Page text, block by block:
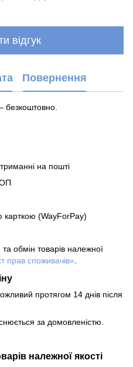
відгук
Повернення
безкоштовно.
на пошті
карткою (WayForPay)
обмін товарів належної
прав споживачів»
протягом 14 днів після
за домовленістю.
належної якості